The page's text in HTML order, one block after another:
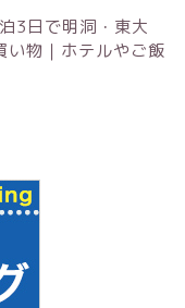
3日で明洞・東大
い物｜ホテルやご飯